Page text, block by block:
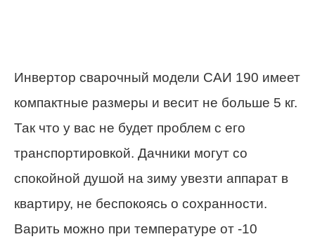
Инвертор сварочный модели САИ 190 имеет
компактные размеры и весит не больше 5 кг.
Так что у вас не будет проблем с его
транспортировкой. Дачники могут со
спокойной душой на зиму увезти аппарат в
квартиру, не беспокоясь о сохранности.
Варить можно при температуре от -10